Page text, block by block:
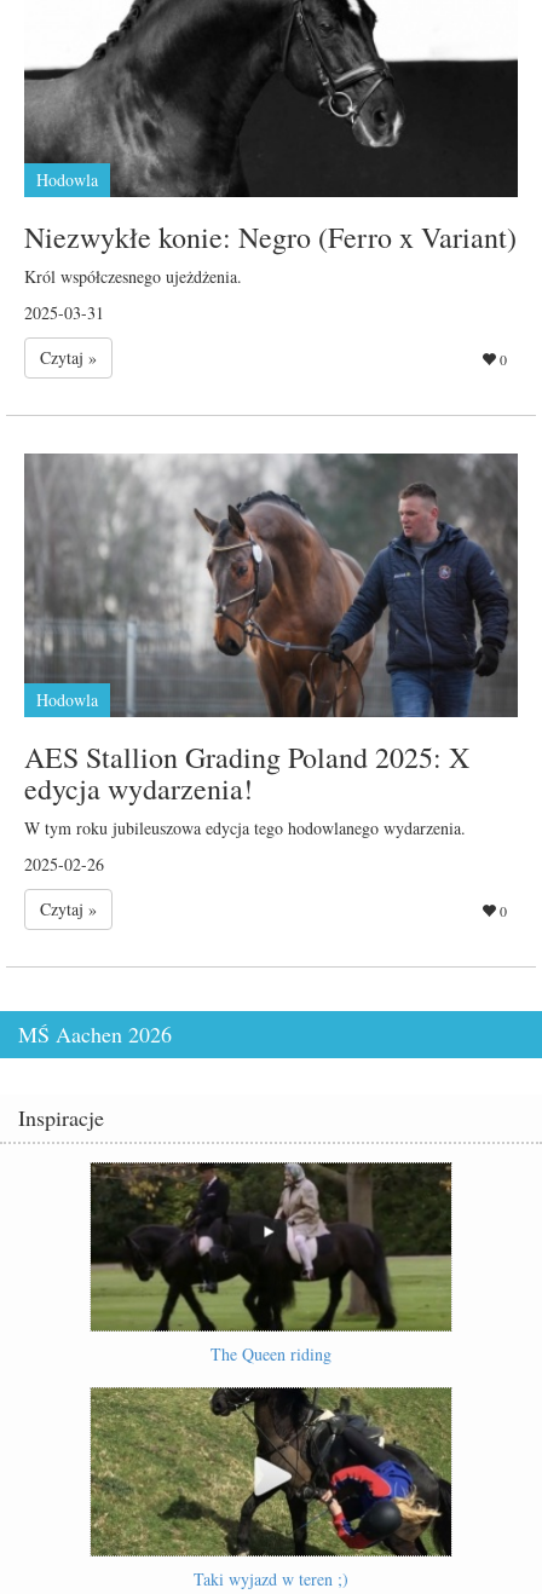
Hodowla
Niezwykłe konie: Negro (Ferro x Variant)
Król współczesnego ujeżdżenia.
2025-03-31
Czytaj »
0
Hodowla
AES Stallion Grading Poland 2025: X
edycja wydarzenia!
W tym roku jubileuszowa edycja tego hodowlanego wydarzenia.
2025-02-26
Czytaj »
0
MŚ Aachen 2026
Inspiracje
The Queen riding
Taki wyjazd w teren ;)